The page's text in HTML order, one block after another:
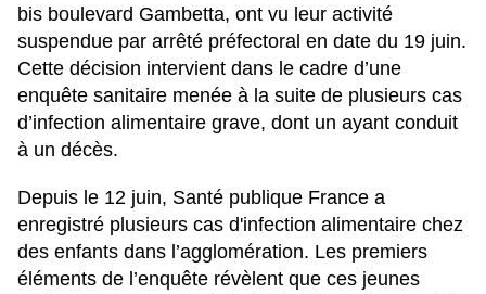
bis boulevard Gambetta, ont vu leur activité
suspendue par arrêté préfectoral en date du 19 juin.
Cette décision intervient dans le cadre d’une
enquête sanitaire menée à la suite de plusieurs cas
d’infection alimentaire grave, dont un ayant conduit
à un décès.
Depuis le 12 juin, Santé publique France a
enregistré plusieurs cas d'infection alimentaire chez
des enfants dans l’agglomération. Les premiers
éléments de l’enquête révèlent que ces jeunes